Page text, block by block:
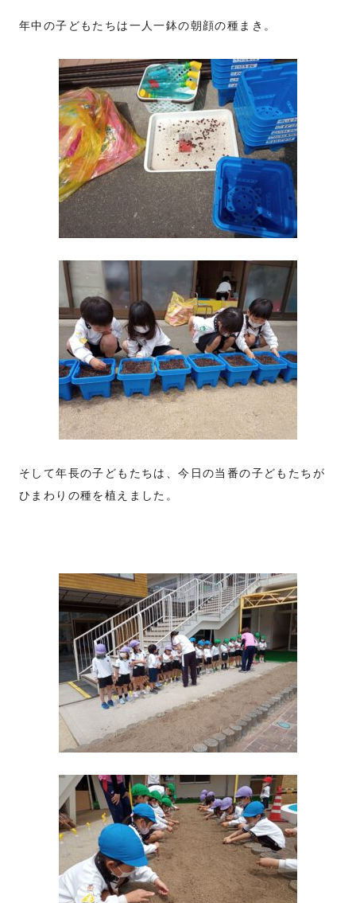
年中の子どもたちは一人一鉢の朝顔の種まき。
そして年長の子どもたちは、今日の当番の子どもたちが
ひまわりの種を植えました。